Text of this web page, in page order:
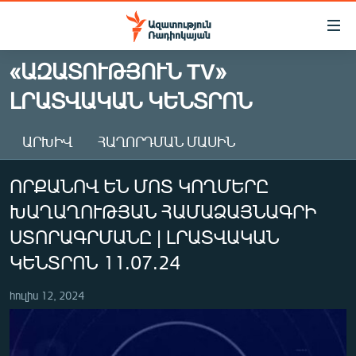
Մատչելիության
Անցնել
հիմնական
բովանդակությանը
հիմնական
ԱԶԱՏՈՒԹՅՈՒՆ TV
ՀԱՅԱՍՏԱՆ
ՔԱՂԱՔԱԿԱՆ
ԻՐԱՎՈՒՆՔ
ՏՆՏԵՍՈՒԹՅՈՒՆ
ՊԱՏԵՐԱԶՄԻ 6 ՇԱԲԱԹՆԵՐԸ
«ԱԶԱՏՈՒԹՅՈՒՆ TV»
ԼՐԱՏՎԱԿԱՆ ԿԵՆՏՐՈՆ
ԱՐԽԻՎ ՀԱՂՈՐԴՄԱՆ ՄԱՍԻՆ
ՈՐՔԱՆՈՎ ԵՆ ՄՈՏ ԿՈՂՄԵՐԸ
ԽԱՂԱՂՈՒԹՅԱՆ ՀԱՄԱՁԱՅՆԱԳՐԻ
ՍՏՈՐԱԳՐՄԱՆԸ | ԼՐԱՏՎԱԿԱՆ
ԿԵՆՏՐՈՆ 11.07.24
հուլիս 12, 2024